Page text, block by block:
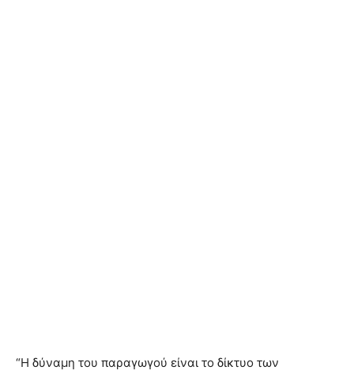
“Η δύναμη του παραγωγού είναι το δίκτυο των